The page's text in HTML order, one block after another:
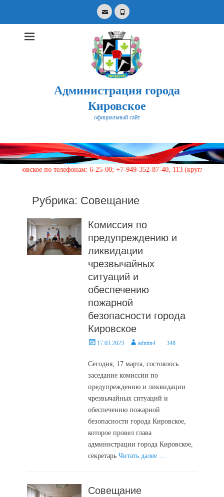
EmailPhone
Администрация города
Кировское
официальный сайт
for:
телефонам: 6-25-00; +7-949-352-87-40, 113 (круглосуточно)
Рубрика: Совещание
Комиссия по
предупреждению и
ликвидации
чрезвычайных
ситуаций и
обеспечению
пожарной
безопасности города
Кировское
Posted17.03.2023 Authoradmin4 348
Сегодня, 17 марта, состоялось
заседание комиссии по
предупреждению и ликвидации
чрезвычайных ситуаций и
обеспечению пожарной
безопасности города Кировское,
которое провел глава
администрации города Кировское,
секретарьЧитать далее …
Совещание